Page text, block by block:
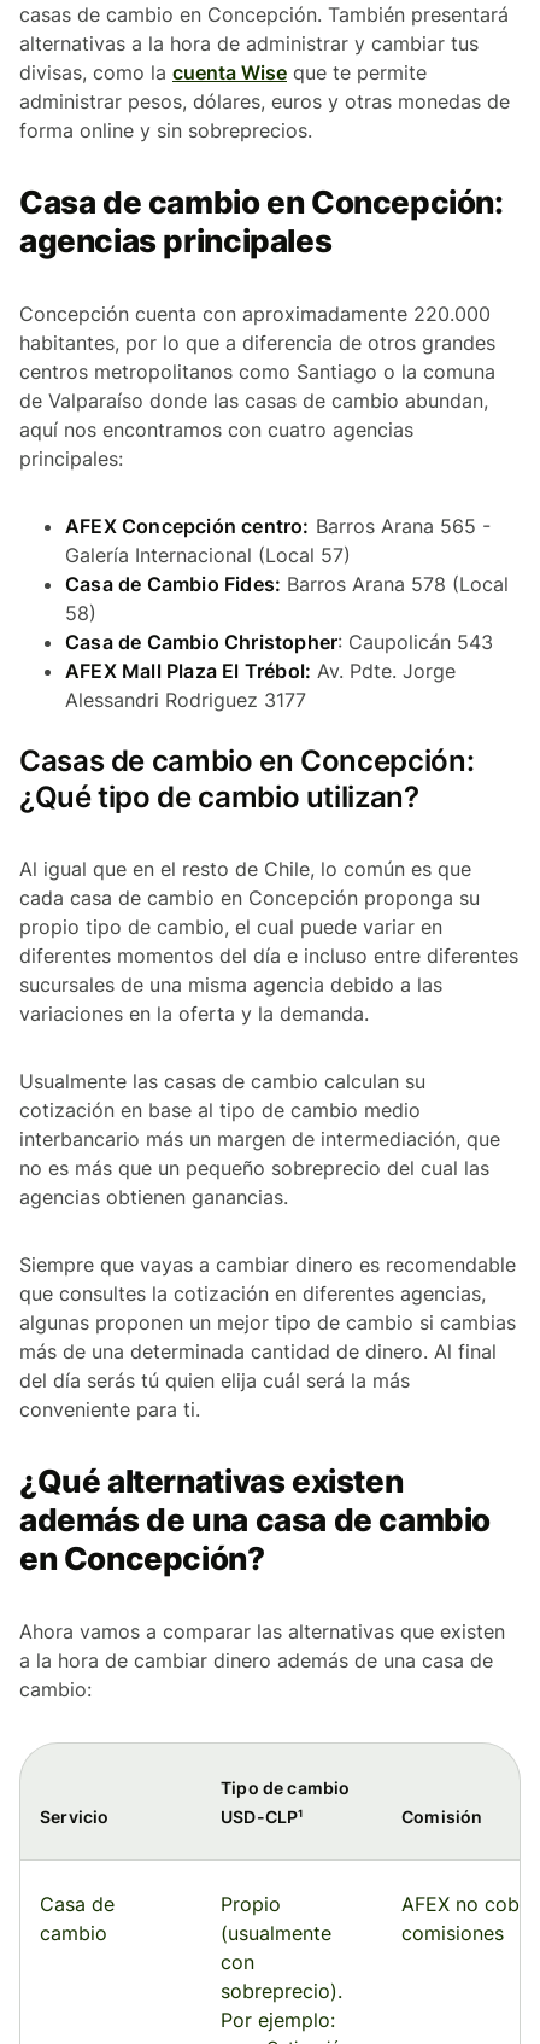
casas de cambio en Concepción. También presentará
alternativas a la hora de administrar y cambiar tus
divisas, como la cuenta Wise que te permite
administrar pesos, dólares, euros y otras monedas de
forma online y sin sobreprecios.
Casa de cambio en Concepción:
agencias principales
Concepción cuenta con aproximadamente 220.000
habitantes, por lo que a diferencia de otros grandes
centros metropolitanos como Santiago o la comuna
de Valparaíso donde las casas de cambio abundan,
aquí nos encontramos con cuatro agencias
principales:
AFEX Concepción centro: Barros Arana 565 -
Galería Internacional (Local 57)
Casa de Cambio Fides: Barros Arana 578 (Local
58)
Casa de Cambio Christopher: Caupolicán 543
AFEX Mall Plaza El Trébol: Av. Pdte. Jorge
Alessandri Rodriguez 3177
Casas de cambio en Concepción:
¿Qué tipo de cambio utilizan?
Al igual que en el resto de Chile, lo común es que
cada casa de cambio en Concepción proponga su
propio tipo de cambio, el cual puede variar en
diferentes momentos del día e incluso entre diferentes
sucursales de una misma agencia debido a las
variaciones en la oferta y la demanda.
Usualmente las casas de cambio calculan su
cotización en base al tipo de cambio medio
interbancario más un margen de intermediación, que
no es más que un pequeño sobreprecio del cual las
agencias obtienen ganancias.
Siempre que vayas a cambiar dinero es recomendable
que consultes la cotización en diferentes agencias,
algunas proponen un mejor tipo de cambio si cambias
más de una determinada cantidad de dinero. Al final
del día serás tú quien elija cuál será la más
conveniente para ti.
¿Qué alternativas existen
además de una casa de cambio
en Concepción?
Ahora vamos a comparar las alternativas que existen
a la hora de cambiar dinero además de una casa de
cambio:
Servicio
Tipo de cambio
USD-CLP¹
Comisión
Casa de
cambio
Propio
(usualmente
con
sobreprecio).
Por ejemplo:
AFEX no cobra
comisiones